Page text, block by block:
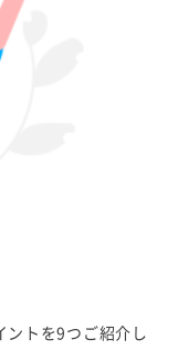
ントを9つご紹介し